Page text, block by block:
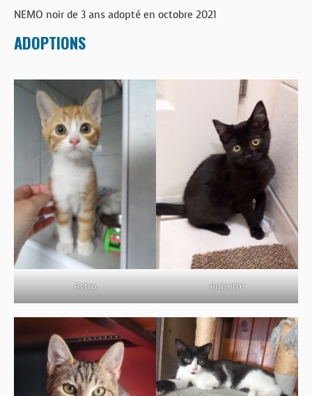
ADOPTER
NOUS AIDER
CONTACT
BOUTIQUE
NEMO noir de 3 ans adopté en octobre 2021
ADOPTIONS
Astro Anisette